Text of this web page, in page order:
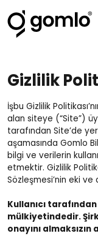
Gizlilik
İşbu Gizlilik
alan siteye (“Site”)
tarafından Site’de
aşamasında Gomlo
bilgi ve verilerin
etmektir. Gizlilik
Sözleşmesi’nin eki
Kullanıcı
mülkiyetindedir.
onayını